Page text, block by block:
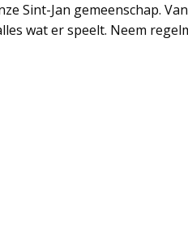
Sint-Jan gemeenschap.
wat er speelt. Neem